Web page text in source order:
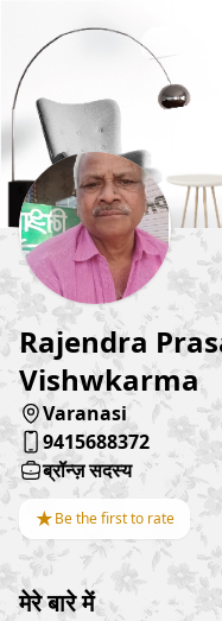
Rajendra
Vishwkarma
Varanasi
9415688372
ब्रॉन्ज़ सदस्य
★Be the first to rate
मेरे बारे में